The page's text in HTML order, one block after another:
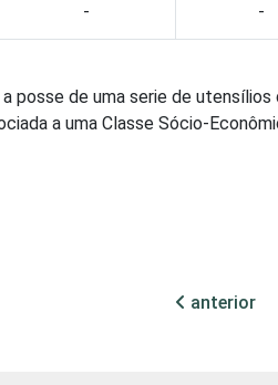
- -
posse de uma serie de
a uma Classe Sócio-
anterior